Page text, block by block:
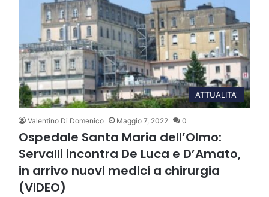
ATTUALITA'
Valentino Di Domenico Maggio 7, 2022 0
Ospedale Santa Maria dell’Olmo:
Servalli incontra De Luca e D’Amato,
in arrivo nuovi medici a chirurgia
(VIDEO)